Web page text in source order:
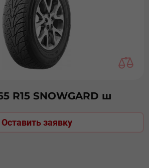
R15 SNOWGARD ш
Оставить заявку